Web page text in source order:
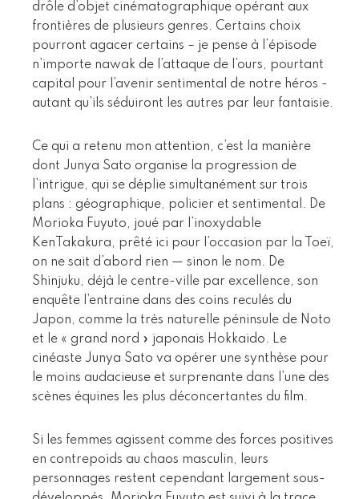
drôle d’objet cinématographique opérant aux
frontières de plusieurs genres. Certains choix
pourront agacer certains – je pense à l’épisode
n’importe nawak de l’attaque de l’ours, pourtant
capital pour l’avenir sentimental de notre héros -
autant qu’ils séduiront les autres par leur fantaisie.
Ce qui a retenu mon attention, c’est la manière
dont Junya Sato organise la progression de
l’intrigue, qui se déplie simultanément sur trois
plans : géographique, policier et sentimental. De
Morioka Fuyuto, joué par l’inoxydable
KenTakakura, prêté ici pour l’occasion par la Toeï,
on ne sait d’abord rien — sinon le nom. De
Shinjuku, déjà le centre-ville par excellence, son
enquête l’entraine dans des coins reculés du
Japon, comme la très naturelle péninsule de Noto
et le « grand nord » japonais Hokkaido. Le
cinéaste Junya Sato va opérer une synthèse pour
le moins audacieuse et surprenante dans l’une des
scènes équines les plus déconcertantes du film.
Si les femmes agissent comme des forces positives
en contrepoids au chaos masculin, leurs
personnages restent cependant largement sous-